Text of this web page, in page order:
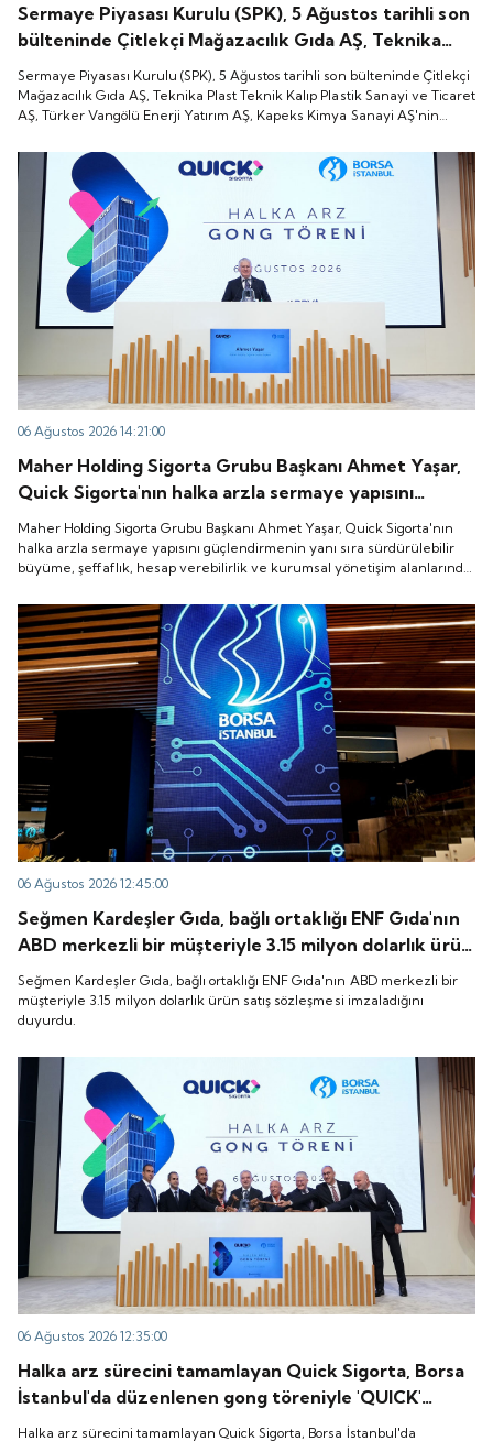
Sermaye Piyasası Kurulu (SPK), 5 Ağustos tarihli son
bülteninde Çitlekçi Mağazacılık Gıda AŞ, Teknika
Plast Teknik Kalıp Plastik Sanayi ve Ticaret AŞ,
Türker Vangölü Enerji Yatırım AŞ, Kapeks Kimya
Sanayi AŞ'nin halka arzlarına onay verdiği duyurdu.
Sermaye Piyasası Kurulu (SPK), 5 Ağustos tarihli son bülteninde Çitlekçi
Mağazacılık Gıda AŞ, Teknika Plast Teknik Kalıp Plastik Sanayi ve Ticaret
AŞ, Türker Vangölü Enerji Yatırım AŞ, Kapeks Kimya Sanayi AŞ'nin
06 Ağustos 2026 14:21:00
Maher Holding Sigorta Grubu Başkanı Ahmet Yaşar,
Quick Sigorta'nın halka arzla sermaye yapısını
güçlendirmenin yanı sıra sürdürülebilir büyüme,
şeffaflık, hesap verebilirlik ve kurumsal yönetişim
alanlarında yeni bir döneme girdiğini belirtti.
Maher Holding Sigorta Grubu Başkanı Ahmet Yaşar, Quick Sigorta'nın
halka arzla sermaye yapısını güçlendirmenin yanı sıra sürdürülebilir
büyüme, şeffaflık, hesap verebilirlik ve kurumsal yönetişim alanlarında
06 Ağustos 2026 12:45:00
Seğmen Kardeşler Gıda, bağlı ortaklığı ENF Gıda'nın
ABD merkezli bir müşteriyle 3.15 milyon dolarlık ürün
satış sözleşmesi imzaladığını duyurdu.
Seğmen Kardeşler Gıda, bağlı ortaklığı ENF Gıda'nın ABD merkezli bir
müşteriyle 3.15 milyon dolarlık ürün satış sözleşmesi imzaladığını
duyurdu.
06 Ağustos 2026 12:35:00
Halka arz sürecini tamamlayan Quick Sigorta, Borsa
İstanbul'da düzenlenen gong töreniyle 'QUICK'
koduyla işlem görmeye başladı.
Halka arz sürecini tamamlayan Quick Sigorta, Borsa İstanbul'da